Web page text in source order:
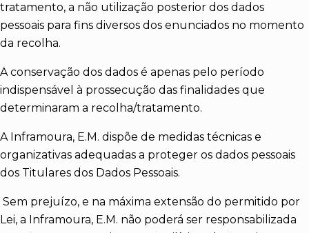
tratamento, a não utilização posterior dos dados
pessoais para fins diversos dos enunciados no momento
da recolha.
A conservação dos dados é apenas pelo período
indispensável à prossecução das finalidades que
determinaram a recolha/tratamento.
A Inframoura, E.M. dispõe de medidas técnicas e
organizativas adequadas a proteger os dados pessoais
dos Titulares dos Dados Pessoais.
Sem prejuízo, e na máxima extensão do permitido por
Lei, a Inframoura, E.M. não poderá ser responsabilizada